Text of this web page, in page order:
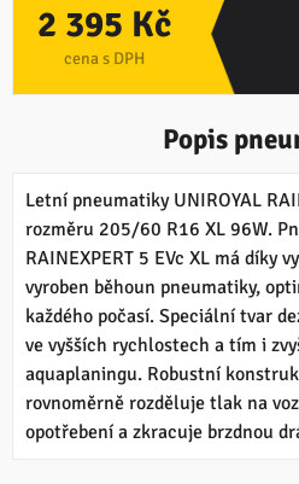
2 395 Kč
cena s DPH
Popis
Letní pneumatiky UNIROYAL
rozměru 205/60 R16 XL 96W.
RAINEXPERT 5 EVc XL má díky
vyroben běhoun pneumatiky,
každého počasí. Speciální tvar
ve vyšších rychlostech a tím i
aquaplaningu. Robustní
rovnoměrně rozděluje tlak na
opotřebení a zkracuje brzdnou